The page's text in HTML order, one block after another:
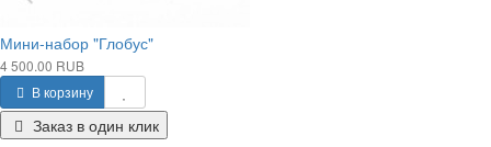
Мини-набор "Глобус"
4 500.00 RUB
В корзину
Заказ в один клик